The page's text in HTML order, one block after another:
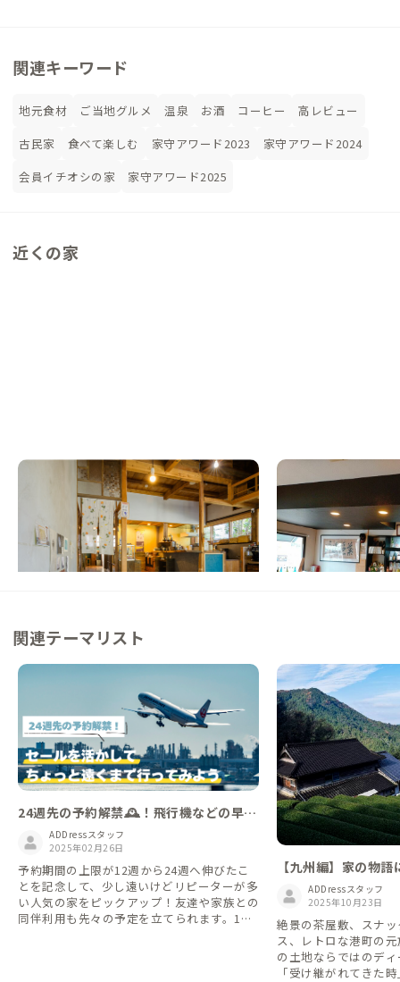
関連キーワード
地元食材 ご当地グルメ 温泉 お酒 コーヒー
高レビュー
古民家
食べて楽しむ 家守アワード2023
家守アワード2024
会員イチオシの家
家守アワード2025
近くの家
ゲストハウス
【福岡から90分】有明海に面する佐賀と熊
本に挟まれた家
この家からの距離 13km
佐賀A邸
佐賀県 ゲストハウス
【駅徒歩5分】国際交
一会の出会いを
この家からの距離 21km
関連テーマリスト
24週先の予約解禁🕰️！飛行機などの早
割/セールを活かして、普段と違うエリア
を楽しみませんか？🏝️
ADDressスタッフ
2025年02月26日
予約期間の上限が12週から24週へ伸びたこ
とを記念して、少し遠いけどリピーターが多
い人気の家をピックアップ！友達や家族との
同伴利用も先々の予定を立てられます。1月
【九州編】家の物
き古民家ADDressスタッフ
2025年10月23日
絶景の茶屋敷、スナ
ス、レトロな港町の
の土地ならではのデ
「受け継がれてきた